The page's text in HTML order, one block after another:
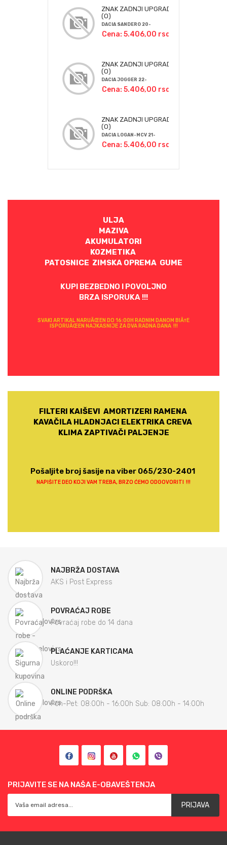
ZNAK ZADNJI UPGRADE
(O)
DACIA SANDERO 20-
Cena: 5.406,00 rsd
ZNAK ZADNJI UPGRADE
(O)
DACIA JOGGER 22-
Cena: 5.406,00 rsd
ZNAK ZADNJI UPGRADE
(O)
DACIA LOGAN-MCV 21-
Cena: 5.406,00 rsd
ULJA
MAZIVA
AKUMULATORI
KOZMETIKA
PATOSNICE ZIMSKA OPREMA GUME
KUPI BEZBEDNO I POVOLJNO
BRZA ISPORUKA !!!
SVAKI ARTIKAL NARUÄŒEN DO 16:00H RADNIM DANOM BIÄ†E
ISPORUÄŒEN NAJKASNIJE ZA DVA RADNA DANA !!!
FILTERI KAIŠEVI AMORTIZERI RAMENA
KAVAČILA HLADNJACI ELEKTRIKA CREVA
KLIMA ZAPTIVAČI PALJENJE
Pošaljite broj šasije na viber 065/230-2401
NAPIŠITE DEO KOJI VAM TREBA, BRZO ĆEMO ODGOVORITI !!!
NAJBRŽA DOSTAVA
AKS i Post Express
POVRAĆAJ ROBE
Povraćaj robe do 14 dana
PLAĆANJE KARTICAMA
Uskoro!!!
ONLINE PODRŠKA
Pon-Pet: 08:00h - 16:00h Sub: 08:00h - 14:00h
PRIJAVITE SE NA NAŠA E-OBAVEŠTENJA
PRIJAVA